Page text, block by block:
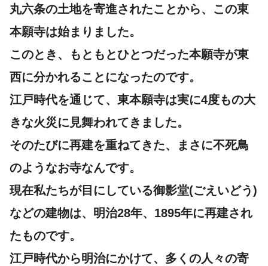
丸六条の土地を寄進されたことから、この東
本願寺は始まりました。
このとき、もともとひとつだった本願寺が東
西に分かれることになったのです。
江戸時代を通じて、東本願寺は実に4度もの大
きな火災に見舞われてきました。
そのたびに再建を重ねてきた、まさに不死鳥
のようなお寺なんです。
現在私たちが目にしている御影堂(ごえいどう)
などの建物は、明治28年、1895年に再建され
たものです。
江戸時代から明治にかけて、多くの人々の寄